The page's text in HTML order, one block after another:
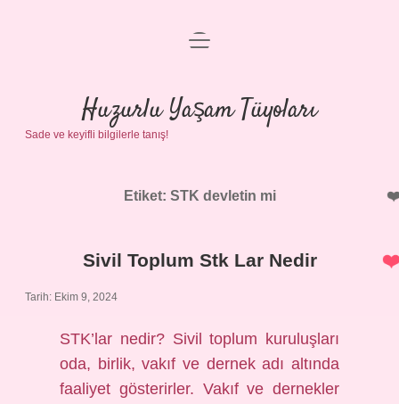
Anasayfa
Gizlilik Politikası
Yasal Uyarı
menüyü
Huzurlu Yaşam Tüyoları
Sade ve keyifli bilgilerle tanış!
Etiket: STK devletin mi
Sivil Toplum Stk Lar Nedir
Tarih: Ekim 9, 2024
STK’lar nedir? Sivil toplum kuruluşları
oda, birlik, vakıf ve dernek adı altında
faaliyet gösterirler. Vakıf ve dernekler